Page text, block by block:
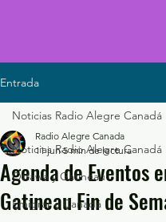
Entrada
Noticias Radio Alegre Canadá
Ottawa y Gatineau
Emigrar a Canadá
Noticias Radio Alegre Canadá
Agenda de Eventos
Gatineau Fin de
Radio Alegre Canada
11 jun 5 min de lectura